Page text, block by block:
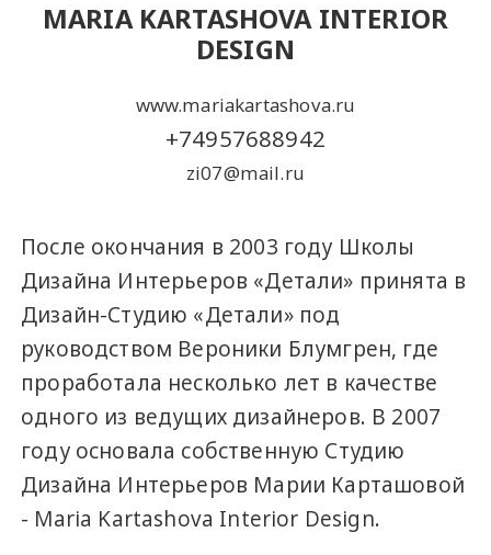
MARIA KARTASHOVA INTERIOR
DESIGN
www.mariakartashova.ru
+74957688942
zi07@mail.ru
После окончания в 2003 году Школы
Дизайна Интерьеров «Детали» принята в
Дизайн-Студию «Детали» под
руководством Вероники Блумгрен, где
проработала несколько лет в качестве
одного из ведущих дизайнеров. В 2007
году основала собственную Студию
Дизайна Интерьеров Марии Карташовой
- Maria Kartashova Interior Design.